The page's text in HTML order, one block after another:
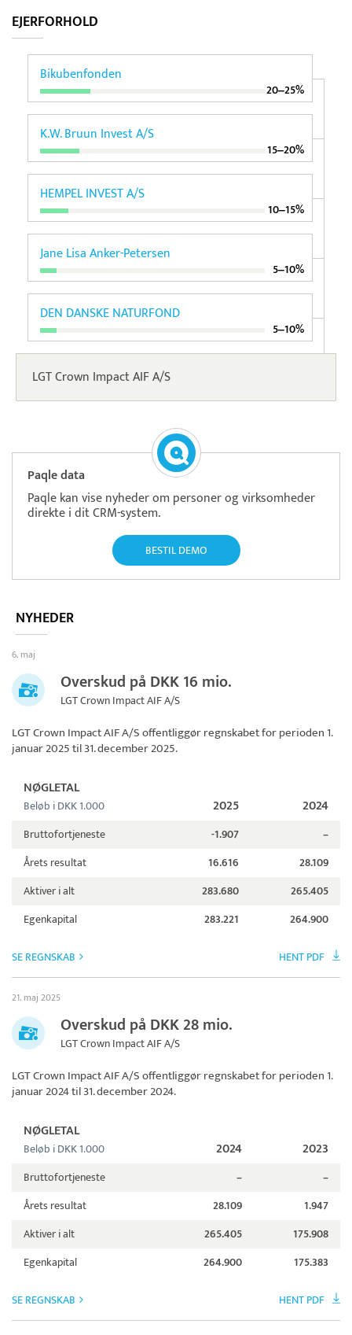
EJERFORHOLD
Bikubenfonden
20‒25%
K.W. Bruun Invest A/S
15‒20%
HEMPEL INVEST A/S
10‒15%
Jane Lisa Anker-Petersen
5‒10%
DEN DANSKE NATURFOND
5‒10%
LGT Crown Impact AIF A/S
Paqle data
Paqle kan vise nyheder om personer og virksomheder
direkte i dit CRM-system.
BESTIL DEMO
NYHEDER
6. maj
Overskud på DKK 16 mio.
LGT Crown Impact AIF A/S
LGT Crown Impact AIF A/Soffentliggør regnskabet for perioden 1.
januar 2025 til 31. december 2025.
NØGLETAL
Beløb i DKK 1.000 2025 2024
Bruttofortjeneste -1.907
–
Årets resultat
16.616
28.109
Aktiver i alt
283.680
265.405
Egenkapital
283.221 264.900
SE REGNSKAB HENT PDF
21. maj 2025
Overskud på DKK 28 mio.
LGT Crown Impact AIF A/S
LGT Crown Impact AIF A/Soffentliggør regnskabet for perioden 1.
januar 2024 til 31. december 2024.
NØGLETAL
Beløb i DKK 1.000 2024 2023
Bruttofortjeneste –
–
Årets resultat
28.109
1.947
Aktiver i alt
265.405
175.908
Egenkapital
264.900 175.383
SE REGNSKAB HENT PDF